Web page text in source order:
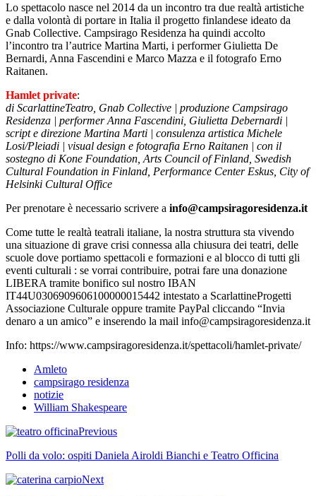
Lo spettacolo nasce nel 2014 da un incontro tra due realtà artistiche
e dalla volontà di portare in Italia il progetto finlandese ideato da
Gnab Collective. Campsirago Residenza ha quindi accolto
l’incontro tra l’autrice Martina Marti, i performer Giulietta De
Bernardi, Anna Fascendini e Marco Mazza e il fotografo Erno
Raitanen.
Hamlet private:
di ScarlattineTeatro, Gnab Collective | produzione Campsirago
Residenza | performer Anna Fascendini, Giulietta Debernardi |
script e direzione Martina Marti | consulenza artistica Michele
Losi/Pleiadi | visual design e fotografia Erno Raitanen | con il
sostegno di Kone Foundation, Arts Council of Finland, Swedish
Cultural Foundation in Finland, Performance Center Eskus, City of
Helsinki Cultural Office
Per prenotare è necessario scrivere a info@campsiragoresidenza.it
Come tutte le realtà teatrali italiane, la nostra struttura sta vivendo
una situazione di grave crisi connessa alla chiusura dei teatri, delle
scuole dove portiamo spettacoli e formazioni e al blocco di tutti gli
eventi culturali : se vorrai contribuire, potrai fare una donazione
LIBERA tramite bonifico sul nostro IBAN
IT44U0306909606100000015442 intestato a ScarlattineProgetti
Associazione Culturale oppure tramite PayPal cliccando “Invia
denaro a un amico” e inserendo la mail info@campsiragoresidenza.it
Info: https://www.campsiragoresidenza.it/spettacoli/hamlet-private/
Amleto
campsirago residenza
notizie
William Shakespeare
Previous
Polli da volo: ospiti Daniela Airoldi Bianchi e Teatro Officina
Next